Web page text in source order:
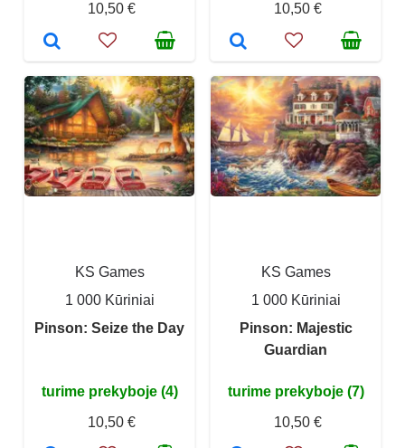
10,50 €
10,50 €
KS Games
1 000 Kūriniai
Pinson: Seize the Day
turime prekyboje (4)
10,50 €
KS Games
1 000 Kūriniai
Pinson: Majestic
Guardian
turime prekyboje (7)
10,50 €